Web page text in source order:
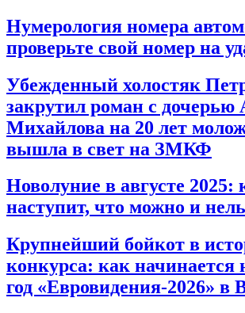
Нумерология номера
проверьте свой номер на
Убежденный холостяк
закрутил роман с дочерью
Михайлова на 20 лет
вышла в свет на ЗМКФ
Новолуние в августе 2025:
наступит, что можно и
Крупнейший бойкот в
конкурса: как
год «Евровидения-2026» в